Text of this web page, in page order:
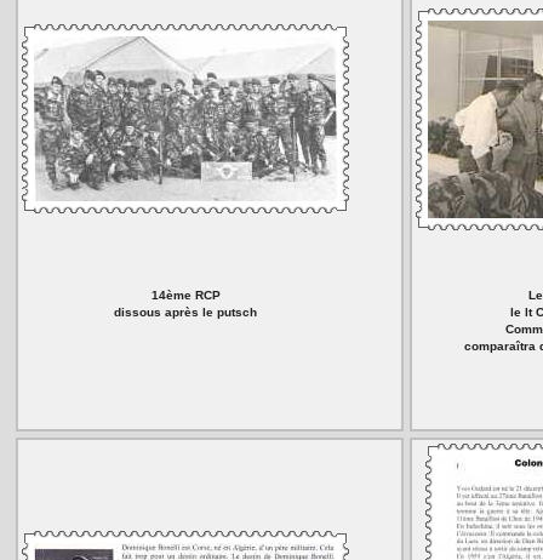
14ème RCP
dissous après le putsch
le lt
comparaîtra